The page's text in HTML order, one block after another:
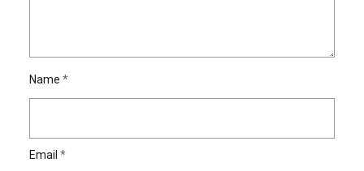
Name *
Email *